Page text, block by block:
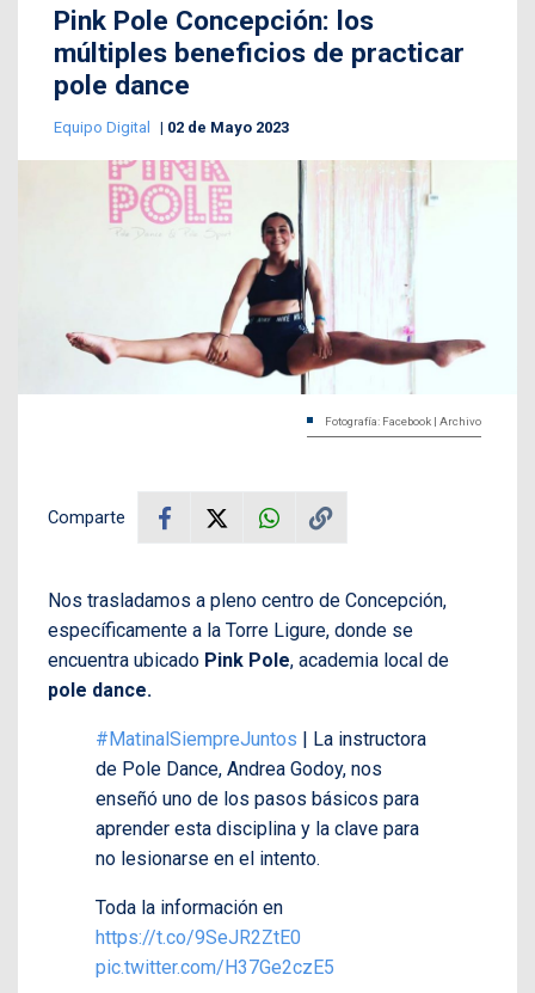
Pink Pole Concepción: los
múltiples beneficios de practicar
pole dance
Equipo Digital 02 de Mayo 2023
Fotografía: Facebook | Archivo
Comparte
Nos trasladamos a pleno centro de Concepción,
específicamente a la Torre Ligure, donde se
encuentra ubicado Pink Pole, academia local de
pole dance.
#MatinalSiempreJuntos | La instructora
de Pole Dance, Andrea Godoy, nos
enseñó uno de los pasos básicos para
aprender esta disciplina y la clave para
no lesionarse en el intento.
Toda la información en
https://t.co/9SeJR2ZtE0
pic.twitter.com/H37Ge2czE5